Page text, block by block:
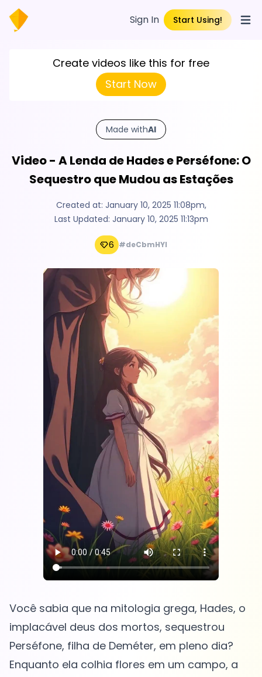
Sign In Start Using!
Create videos like this for free
Start Now
Made withAI
Video - A Lenda de Hades e Perséfone: O
Sequestro que Mudou as Estações
Created at: January 10, 2025 11:08pm,
Last Updated: January 10, 2025 11:13pm
6 #deCbmHYl
Você sabia que na mitologia grega, Hades, o
implacável deus dos mortos, sequestrou
Perséfone, filha de Deméter, em pleno dia?
Enquanto ela colhia flores em um campo, a